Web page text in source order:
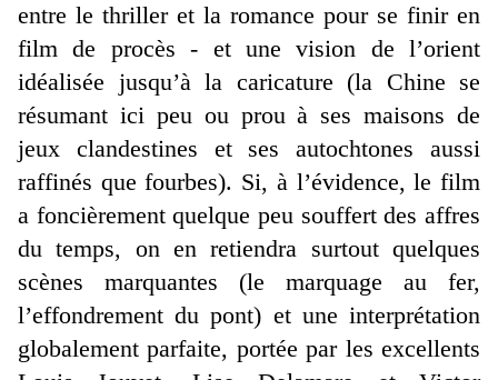
entre le thriller et la romance pour se finir en
film de procès - et une vision de l’orient
idéalisée jusqu’à la caricature (la Chine se
résumant ici peu ou prou à ses maisons de
jeux clandestines et ses autochtones aussi
raffinés que fourbes). Si, à l’évidence, le film
a foncièrement quelque peu souffert des affres
du temps, on en retiendra surtout quelques
scènes marquantes (le marquage au fer,
l’effondrement du pont) et une interprétation
globalement parfaite, portée par les excellents